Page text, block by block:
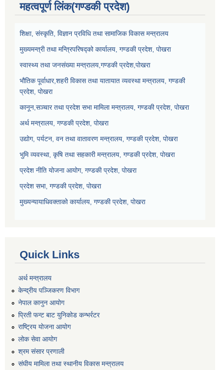
महत्वपूर्ण लिंक(गण्डकी प्रदेश)
शिक्षा, संस्कृति, विज्ञान प्रविधि तथा सामाजिक विकास मन्त्रालय
मुख्यमन्त्री तथा मन्त्रिपरिषद्को कार्यालय, गण्डकी प्रदेश, पोखरा
स्वास्थ्य तथा जनसंख्या मन्त्रालय,गण्डकी प्रदेश,पोखरा
भौतिक पूर्वाधार,शहरी विकास तथा यातायात व्यवस्था मन्त्रालय, गण्डकी
प्रदेश, पोखरा
कानून,सञ्चार तथा प्रदेश सभा मामिला मन्त्रालय, गण्डकी प्रदेश, पोखरा
अर्थ मन्त्रालय, गण्डकी प्रदेश, पोखरा
उद्योग, पर्यटन, वन तथा वातावरण मन्त्रालय, गण्डकी प्रदेश, पोखरा
भुमि व्यवस्था, कृषि तथा सहकारी मन्त्रालय, गण्डकी प्रदेश, पोखरा
प्रदेश नीति योजना आयोग, गण्डकी प्रदेश, पोखरा
प्रदेश सभा, गण्डकी प्रदेश, पोखरा
मुख्यन्यायाधिवक्ताको कार्यालय, गण्डकी प्रदेश, पोखरा
Quick Links
अर्थ मन्त्रालय
केन्द्रीय पञ्जिकरण विभाग
नेपाल कानुन आयोग
प्रिती फन्ट बाट युनिकोड कन्भर्रटर
राष्ट्रिय योजना आयोग
लोक सेवा आयोग
श्रम संसार प्रणाली
संघीय मामिला तथा स्थानीय विकास मन्त्रालय